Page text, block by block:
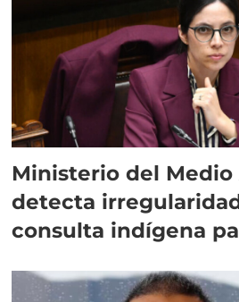
Ministerio del
detecta
consulta indígena